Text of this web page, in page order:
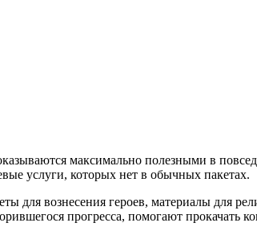
максимально полезными в
услуги, которых нет в обычных пакетах.
для вознесения героев, материалы для
прогресса, помогают прокачать